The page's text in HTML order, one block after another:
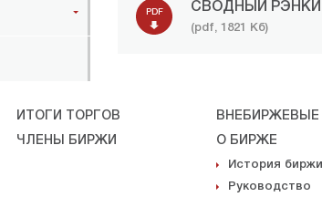
PDF СВОДНЫЙ
(pdf, 1821 Кб)
ИТОГИ ТОРГОВ
ЧЛЕНЫ БИРЖИ
ВНЕБИРЖЕВЫЕ
О БИРЖЕ
История биржи
Руководство